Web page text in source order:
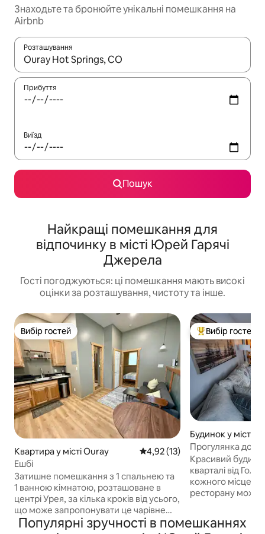
Знаходьте та бронюйте унікальні помешкання на
Airbnb
Розташування
Отримавши результати пошуку, використовуйте для
Прибуття
Виїзд
Пошук
Найкращі помешкання для
відпочинку в місті Юрей Гарячі
Джерела
Гості погоджуються: ці помешкання мають високі
оцінки за розташування, чистоту та інше.
Вибір гостей
Вибір гостей
Квартира у місті Ouray Середня оцінка: 4,92 з 5,
4,92 (13)
Ешбі
Затишне помешкання з 1 спальнею та
1 ванною кімнатою, розташоване в
центрі Урея, за кілька кроків від усього,
що може запропонувати це чарівне
гірське містечко. Комфортна спальня з
Топ вибір гостей
Вибір гостей
Будинок у місті
Прогулянка до
гори +
Красивий
кварталі від
кожного
ресторану можна
скелелазінням на
Популярні зручності в помешканнях